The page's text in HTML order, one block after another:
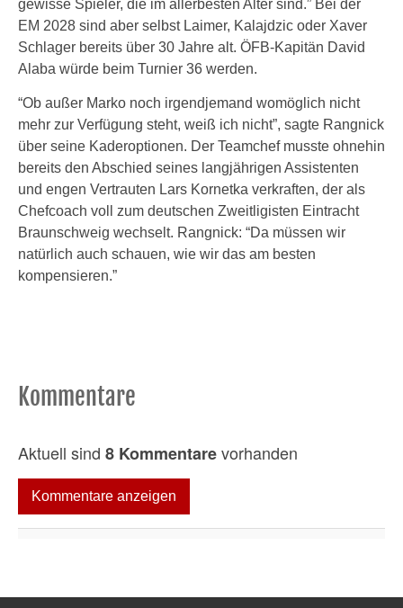
gewisse Spieler, die im allerbesten Alter sind.” Bei der
EM 2028 sind aber selbst Laimer, Kalajdzic oder Xaver
Schlager bereits über 30 Jahre alt. ÖFB-Kapitän David
Alaba würde beim Turnier 36 werden.
“Ob außer Marko noch irgendjemand womöglich nicht
mehr zur Verfügung steht, weiß ich nicht”, sagte Rangnick
über seine Kaderoptionen. Der Teamchef musste ohnehin
bereits den Abschied seines langjährigen Assistenten
und engen Vertrauten Lars Kornetka verkraften, der als
Chefcoach voll zum deutschen Zweitligisten Eintracht
Braunschweig wechselt. Rangnick: “Da müssen wir
natürlich auch schauen, wie wir das am besten
kompensieren.”
Kommentare
Aktuell sind 8 Kommentarevorhanden
Kommentare anzeigen